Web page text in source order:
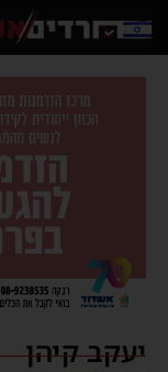
יעקב קיהן